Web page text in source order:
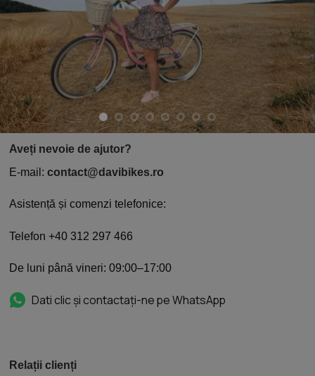
Aveți nevoie de ajutor?
E-mail: contact@davibikes.ro
Asistență și comenzi telefonice:
Telefon +40 312 297 466
De luni până vineri: 09:00–17:00
Dati clic și contactați-ne pe WhatsApp
Relații clienți